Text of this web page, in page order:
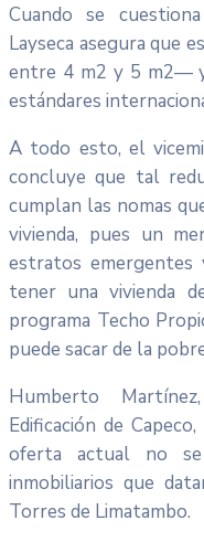
Cuando se
Layseca asegura que
entre 4 m2 y 5 m2—
estándares
A todo esto, el
concluye que tal
cumplan las nomas
vivienda, pues un
estratos emergentes
tener una vivienda
programa Techo
puede sacar de la
Humberto
Edificación de
oferta actual no
inmobiliarios que
Torres de Limatambo.